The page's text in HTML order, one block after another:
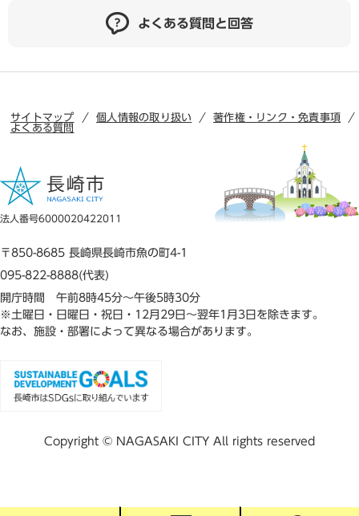
よくある質問と回答
サイトマップ 個人情報の取り扱い
著作権・リンク・免責事項
よくある質問
法人番号6000020422011
〒850-8685 長崎県長崎市魚の町4-1
095-822-8888(代表)
開庁時間 午前8時45分～午後5時30分
※土曜日・日曜日・祝日・12月29日～翌年1月3日を除きます。
なお、施設・部署によって異なる場合があります。
Copyright © NAGASAKI CITY All rights reserved